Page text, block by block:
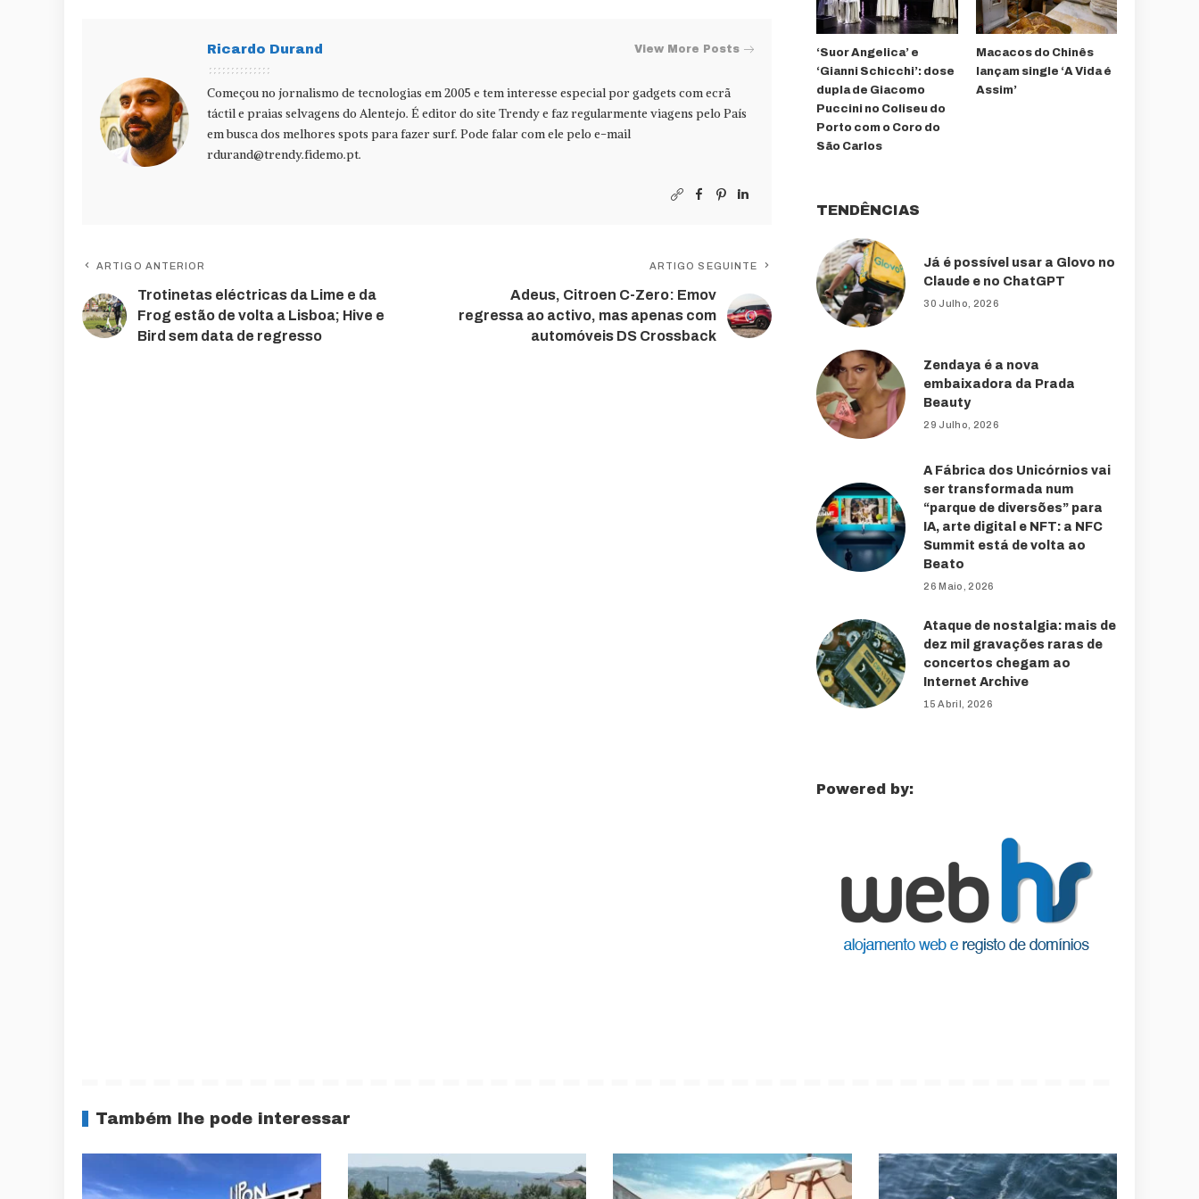
Ricardo Durand View More Posts
Começou no jornalismo de tecnologias em 2005 e tem interesse especial por gadgets com ecrã
táctil e praias selvagens do Alentejo. É editor do site Trendy e faz regularmente viagens pelo País
em busca dos melhores spots para fazer surf. Pode falar com ele pelo e-mail
rdurand@trendy.fidemo.pt.
ARTIGO ANTERIOR
Trotinetas eléctricas da Lime e da
Frog estão de volta a Lisboa; Hive e
Bird sem data de regresso
ARTIGO SEGUINTE
Adeus, Citroen C-Zero: Emov
regressa ao activo, mas apenas com
automóveis DS Crossback
‘Suor Angelica’ e
‘Gianni Schicchi’: dose
dupla de Giacomo
Puccini no Coliseu do
Porto com o Coro do
São Carlos
Macacos do Chinês
lançam single ‘A Vida é
Assim’
TENDÊNCIAS
Já é possível usar a Glovo no
Claude e no ChatGPT
30 Julho, 2026
Zendaya é a nova
embaixadora da Prada
Beauty
29 Julho, 2026
A Fábrica dos Unicórnios vai
ser transformada num
“parque de diversões” para
IA, arte digital e NFT: a NFC
Summit está de volta ao
Beato
26 Maio, 2026
Ataque de nostalgia: mais de
dez mil gravações raras de
concertos chegam ao
Internet Archive
15 Abril, 2026
Powered by:
Também lhe pode interessar